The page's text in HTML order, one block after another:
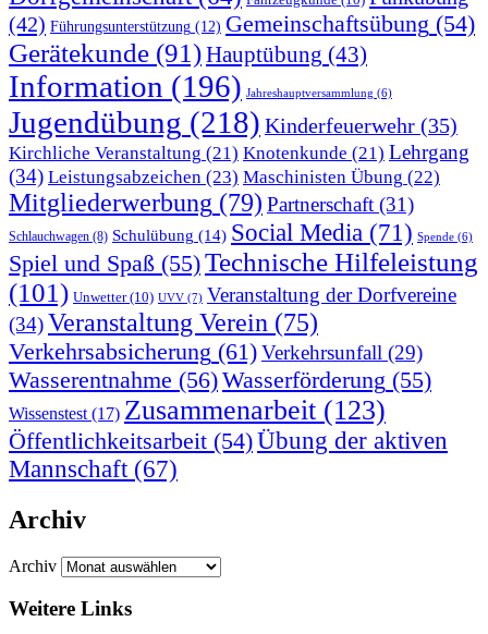
(42) Führungsunterstützung (12) Gemeinschaftsübung (54)
Gerätekunde (91)Hauptübung (43)
Information (196) Jahreshauptversammlung (6)
Jugendübung (218) Kinderfeuerwehr (35)
Kirchliche Veranstaltung (21) Knotenkunde (21) Lehrgang
(34) Leistungsabzeichen (23) Maschinisten Übung (22)
Mitgliederwerbung (79) Partnerschaft (31)
Schlauchwagen (8) Schulübung (14) Social Media (71) Spende (6)
Spiel und Spaß (55)Technische Hilfeleistung
(101) Unwetter(10) UVV (7) Veranstaltung der Dorfvereine
(34)Veranstaltung Verein (75)
Verkehrsabsicherung (61)Verkehrsunfall (29)
Wasserentnahme (56)Wasserförderung (55)
Wissenstest (17) Zusammenarbeit (123)
Öffentlichkeitsarbeit (54)Übung der aktiven
Mannschaft (67)
Archiv
Archiv
Weitere Links